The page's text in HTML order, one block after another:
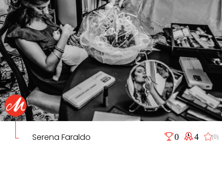
Serena Faraldo 0 4 (0)